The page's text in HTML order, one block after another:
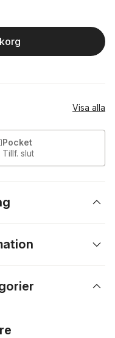
Visa alla
Pocket
Tillf. slut